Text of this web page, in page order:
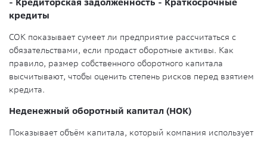
- Кредиторская задолженность - Краткосрочные
кредиты
СОК показывает сумеет ли предприятие рассчитаться с
обязательствами, если продаст оборотные активы. Как
правило, размер собственного оборотного капитала
высчитывают, чтобы оценить степень рисков перед взятием
кредита.
Неденежный оборотный капитал (НОК)
Показывает объём капитала, который компания использует